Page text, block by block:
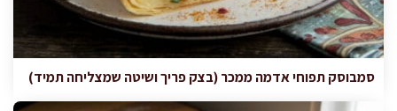
סמבוסק תפוחי אדמה ממכר (בצק פריך ושיטה שמצליחה תמיד)